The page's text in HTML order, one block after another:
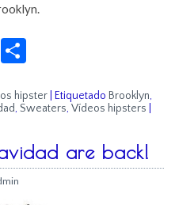
WhatsApp
hipster |Etiquetado Brooklyn,
, Sweaters,Vídeos hipsters
are back!